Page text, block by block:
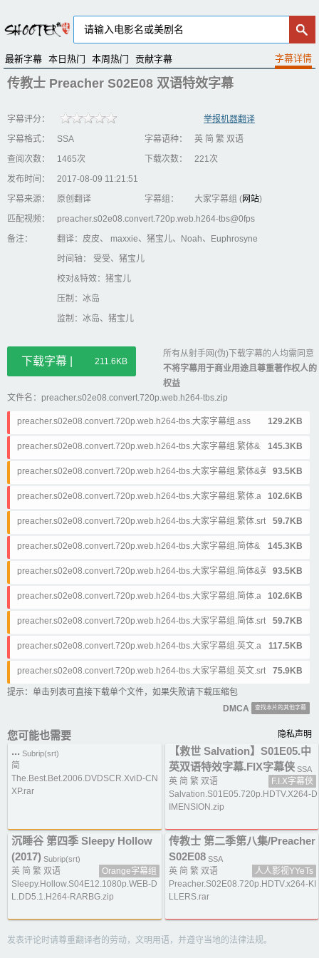
最新字幕 本日热门 本周热门 贡献字幕
传教士 Preacher S02E08 双语特效字幕
字幕评分：
举报机器翻译
字幕格式：
SSA 字幕语种：
英 简 繁 双语
查阅次数：
1465次 下载次数：
221次
发布时间：
2017-08-09 11:21:51
字幕来源：
原创翻译 字幕组： 大家字幕组 (网站)
匹配视频：
preacher.s02e08.convert.720p.web.h264-tbs@0fps
备注：
翻译：皮皮、 maxxie、猪宝儿、Noah、Euphrosyne
时间轴： 受受、猪宝儿
校对&特效：猪宝儿
压制：冰岛
监制：冰岛、猪宝儿
下载字幕 | 211.6KB
所有从射手网(伪)下载字幕的人均需同意
不将字幕用于商业用途且尊重著作权人的
权益
文件名：preacher.s02e08.convert.720p.web.h264-tbs.zip
preacher.s02e08.convert.720p.web.h264-tbs.大家字幕组.ass 129.2KB
preacher.s02e08.convert.720p.web.h264-tbs.大家字幕组.繁体&英文.ass
145.3KB
preacher.s02e08.convert.720p.web.h264-tbs.大家字幕组.繁体&英文.srt93.5KB
preacher.s02e08.convert.720p.web.h264-tbs.大家字幕组.繁体.ass102.6KB
preacher.s02e08.convert.720p.web.h264-tbs.大家字幕组.繁体.srt 59.7KB
preacher.s02e08.convert.720p.web.h264-tbs.大家字幕组.简体&英文.ass
145.3KB
preacher.s02e08.convert.720p.web.h264-tbs.大家字幕组.简体&英文.srt93.5KB
preacher.s02e08.convert.720p.web.h264-tbs.大家字幕组.简体.ass102.6KB
preacher.s02e08.convert.720p.web.h264-tbs.大家字幕组.简体.srt 59.7KB
preacher.s02e08.convert.720p.web.h264-tbs.大家字幕组.英文.ass117.5KB
preacher.s02e08.convert.720p.web.h264-tbs.大家字幕组.英文.srt 75.9KB
提示：单击列表可直接下载单个文件，如果失败请下载压缩包
DMCA
查找本片的其他字幕
您可能也需要 隐私声明
... Subrip(srt)
简
The.Best.Bet.2006.DVDSCR.XviD-CN
XP.rar
【救世 Salvation】S01E05.中
英双语特效字幕.FIX字幕侠 SSA
英 简 繁 双语
F.I.X字幕侠
Salvation.S01E05.720p.HDTV.X264-D
IMENSION.zip
沉睡谷 第四季 Sleepy Hollow
(2017) Subrip(srt)
英 简 繁 双语
Orange字幕组
Sleepy.Hollow.S04E12.1080p.WEB-D
L.DD5.1.H264-RARBG.zip
传教士 第二季第八集/Preacher
S02E08 SSA
英 简 繁 双语
人人影视YYeTs
Preacher.S02E08.720p.HDTV.x264-KI
LLERS.rar
发表评论时请尊重翻译者的劳动，文明用语，并遵守当地的法律法规。